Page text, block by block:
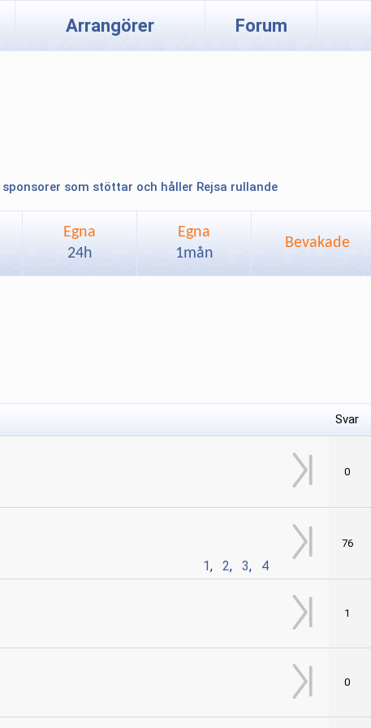
Arrangörer Forum
som stöttar och håller Rejsa rullande
Egna
24h
Egna
1mån
Bevakade
Svar
0
1, 2, 3, 4
76
1
0